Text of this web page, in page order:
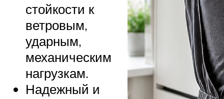
стойкости к
ветровым,
ударным,
механическим
нагрузкам.
Надежный и